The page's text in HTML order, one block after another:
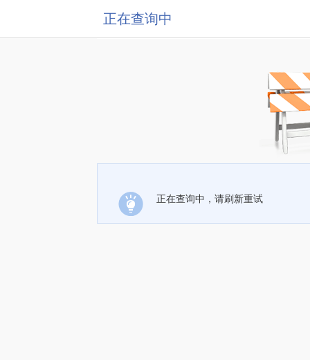
正在查询中
正在查询中，请刷新重试